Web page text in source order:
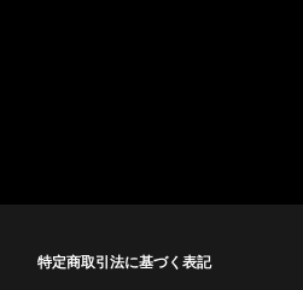
特定商取引法に基づく表記